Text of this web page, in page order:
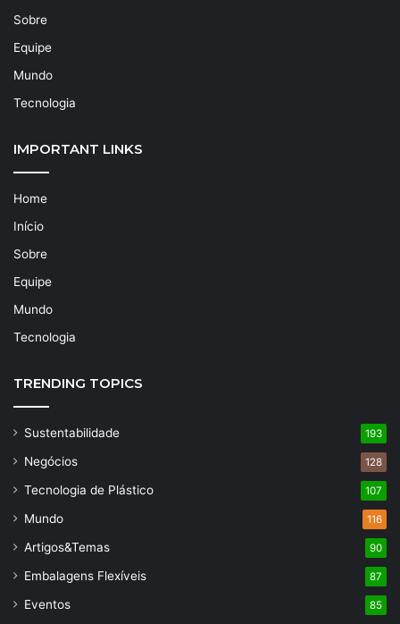
Sobre
Equipe
Mundo
Tecnologia
IMPORTANT LINKS
Home
Início
Sobre
Equipe
Mundo
Tecnologia
TRENDING TOPICS
Sustentabilidade 193
Negócios 128
Tecnologia de Plástico 107
Mundo 116
Artigos&Temas 90
Embalagens Flexíveis 87
Eventos 85